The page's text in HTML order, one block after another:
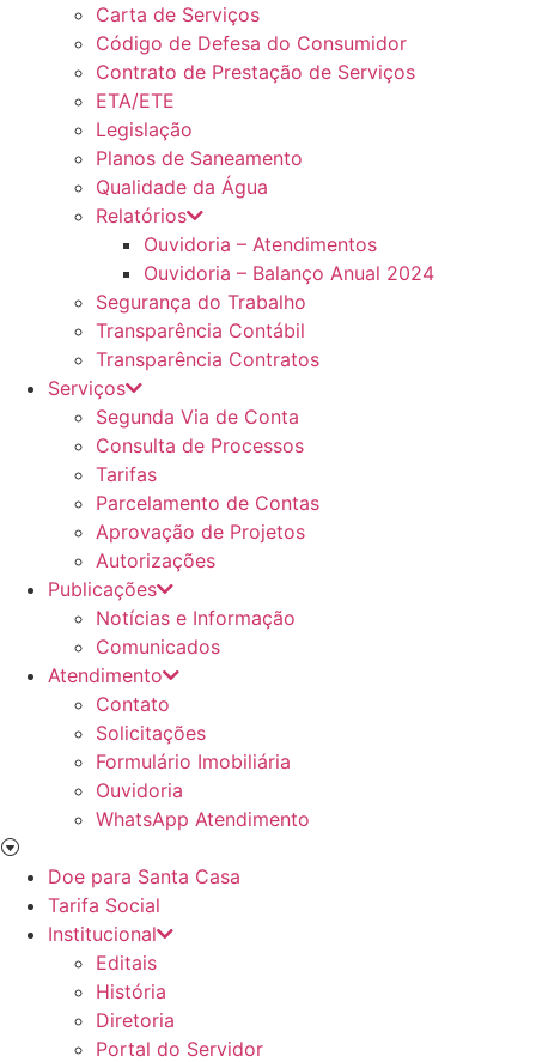
Carta de Serviços
Código de Defesa do Consumidor
Contrato de Prestação de Serviços
ETA/ETE
Legislação
Planos de Saneamento
Qualidade da Água
Relatórios
Ouvidoria – Atendimentos
Ouvidoria – Balanço Anual 2024
Segurança do Trabalho
Transparência Contábil
Transparência Contratos
Serviços
Segunda Via de Conta
Consulta de Processos
Tarifas
Parcelamento de Contas
Aprovação de Projetos
Autorizações
Publicações
Notícias e Informação
Comunicados
Atendimento
Contato
Solicitações
Formulário Imobiliária
Ouvidoria
WhatsApp Atendimento
Doe para Santa Casa
Tarifa Social
Institucional
Editais
História
Diretoria
Portal do Servidor